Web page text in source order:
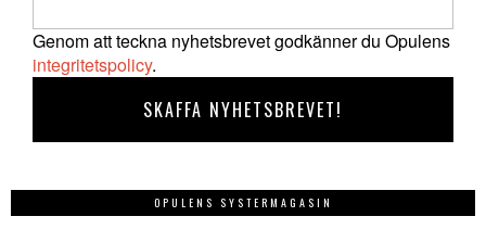
Genom att teckna nyhetsbrevet godkänner du Opulens
integritetspolicy.
OPULENS SYSTERMAGASIN